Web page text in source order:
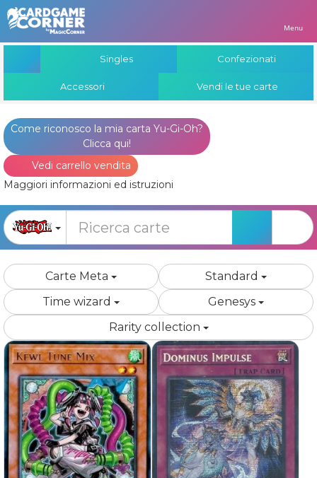
Menu
Singles Confezionati
Accessori Vendi le tue carte
Come riconosco la mia carta Yu-Gi-Oh?
Clicca qui!
Vedi carrello vendita
Maggiori informazioni ed istruzioni
Carte Meta
Standard
Time wizard
Genesys
Rarity collection